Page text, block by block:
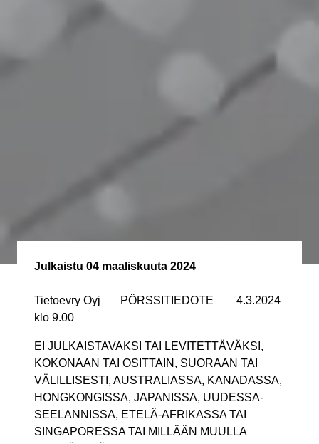
Julkaistu 04 maaliskuuta 2024
Tietoevry Oyj PÖRSSITIEDOTE 4.3.2024
klo 9.00
EI JULKAISTAVAKSI TAI LEVITETTÄVÄKSI,
KOKONAAN TAI OSITTAIN, SUORAAN TAI
VÄLILLISESTI, AUSTRALIASSA, KANADASSA,
HONGKONGISSA, JAPANISSA, UUDESSA-
SEELANNISSA, ETELÄ-AFRIKASSA TAI
SINGAPORESSA TAI MILLÄÄN MUULLA